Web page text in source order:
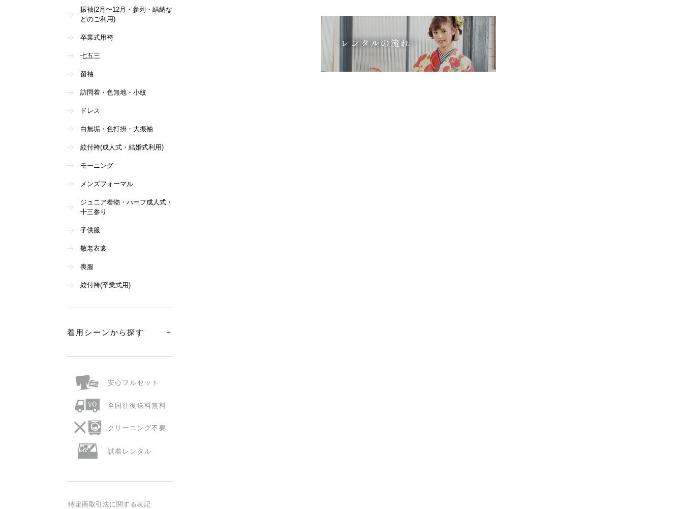
振袖(2月〜12月・参列・結納な
どのご利用)
卒業式用袴
七五三
留袖
訪問着・色無地・小紋
ドレス
白無垢・色打掛・大振袖
紋付袴(成人式・結婚式利用)
モーニング
メンズフォーマル
ジュニア着物・ハーフ成人式・
十三参り
子供服
敬老衣裳
喪服
紋付袴(卒業式用)
着用シーンから探す
安心 フルセット
全国往復 送料無料
クリーニング不要
試着 レンタル
特定商取引法に関する表記